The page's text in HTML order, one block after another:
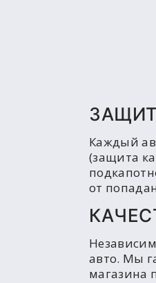
Каждый
(защита
от
авто. Мы
магазина